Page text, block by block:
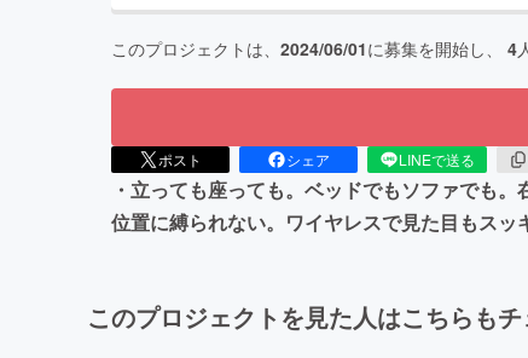
このプロジェクトは、 2024/06/01に募集を開始し、 4
ポスト シェア LINEで送る
・立っても座っても。ベッドでもソファでも
位置に縛られない。ワイヤレスで見た目もスッ
このプロジェクトを見た人はこちらも